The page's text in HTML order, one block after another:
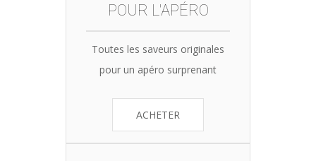
POUR L'APÉRO
Toutes les saveurs originales
pour un apéro surprenant
ACHETER